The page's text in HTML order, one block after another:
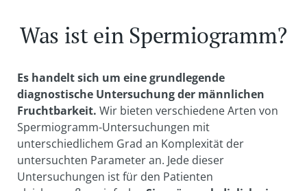
Was ist ein Spermiogramm?
Es handelt sich um eine grundlegende
diagnostische Untersuchung der männlichen
Fruchtbarkeit. Wir bieten verschiedene Arten von
Spermiogramm-Untersuchungen mit
unterschiedlichem Grad an Komplexität der
untersuchten Parameter an. Jede dieser
Untersuchungen ist für den Patienten